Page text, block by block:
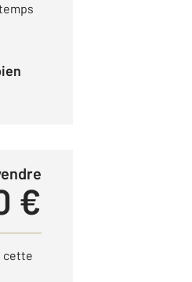
€
cette